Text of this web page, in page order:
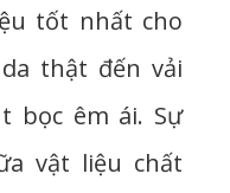
tốt nhất cho
thật đến vải
bọc êm ái. Sự
vật liệu chất